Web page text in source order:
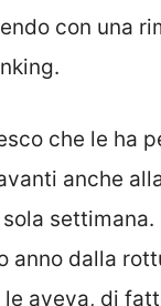
con una
che le ha
anche
anno dalla
le aveva, di